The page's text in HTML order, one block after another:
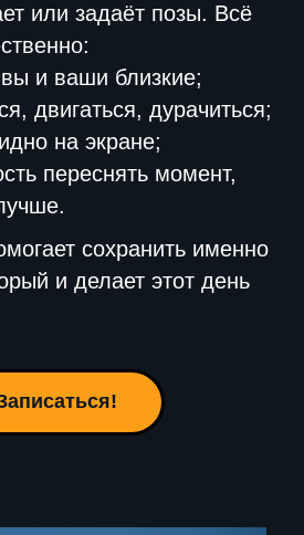
или задаёт позы. Всё
и ваши близкие;
двигаться, дурачиться;
на экране;
переснять момент,
сохранить именно
и делает этот день